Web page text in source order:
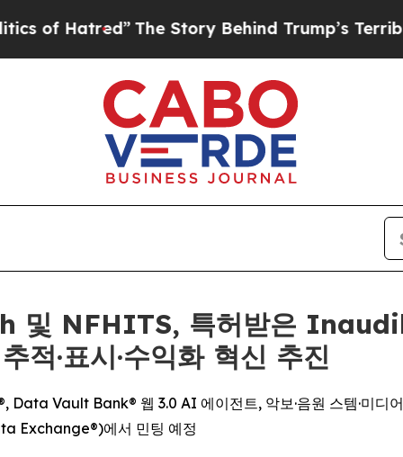
The Story Behind Trump’s Terrible
NFHITS, 특허받은
적·표시·수익화 혁신 추진
Vault Bank® 웹 3.0 AI 에이전트, 악보·음원 스템·미
Exchange®)에서 민팅 예정